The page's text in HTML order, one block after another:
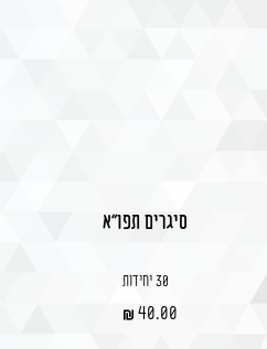
סיגרים תפו"א
30 יחידות
40.00